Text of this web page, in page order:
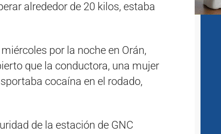
alrededor de 20 kilos, estaba
por la noche en Orán,
que la conductora, una mujer
cocaína en el rodado,
de la estación de GNC